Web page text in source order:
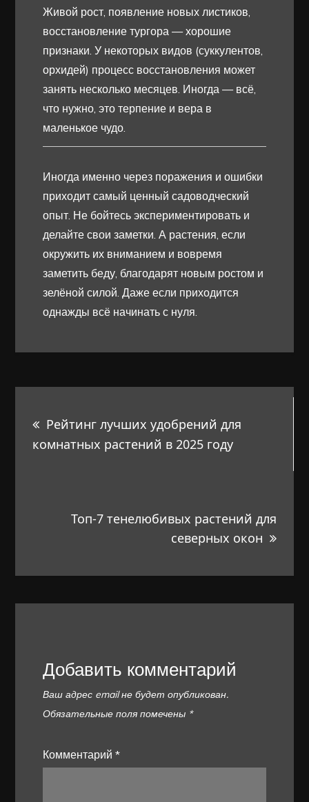
Живой рост, появление новых листиков,
восстановление тургора — хорошие
признаки. У некоторых видов (суккулентов,
орхидей) процесс восстановления может
занять несколько месяцев. Иногда — всё,
что нужно, это терпение и вера в
маленькое чудо.
Иногда именно через поражения и ошибки
приходит самый ценный садоводческий
опыт. Не бойтесь экспериментировать и
делайте свои заметки. А растения, если
окружить их вниманием и вовремя
заметить беду, благодарят новым ростом и
зелёной силой. Даже если приходится
однажды всё начинать с нуля.
по
Рейтинг лучших удобрений для
комнатных растений в 2025 году
Топ-7 тенелюбивых растений для
северных окон
Добавить комментарий
Ваш адрес email не будет опубликован.
Обязательные поля помечены *
Комментарий*